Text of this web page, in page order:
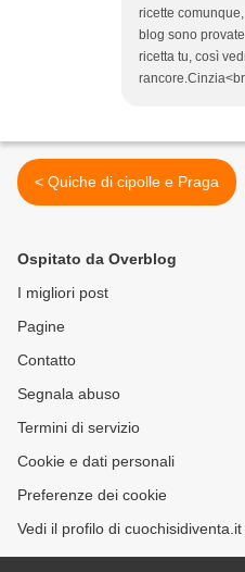
ricette
blog sono
ricetta tu, così
< Quiche di cipolle e Praga
Ospitato da Overblog
I migliori post
Pagine
Contatto
Segnala abuso
Termini di servizio
Cookie e dati personali
Preferenze dei cookie
Vedi il profilo di